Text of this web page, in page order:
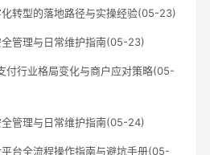
化转型的落地路径与实操经验(05-23)
全管理与日常维护指南(05-23)
付行业格局变化与商户应对策略(05-
全管理与日常维护指南(05-24)
台全流程操作指南与避坑手册(05-